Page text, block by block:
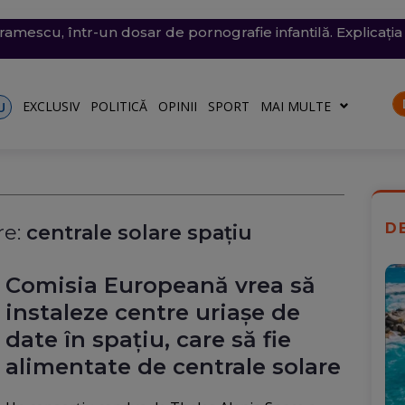
de energie, fără efect: Miercuri, la momentul
exploziv a perturbat traficul pe aeroportul Leipzig, un
către Ucraina. Rusia, principalul suspect
într-un dosar de pornografie infantilă.
în dreptul unei plaje din Mamaia (Video). Aparatul
lui Nicușor Dan, și-a publicat declarațiile de avere
EXCLUSIV POLITICĂ OPINII SPORT MAI MULTE
centrale solare spaţiu
Comisia Europeană vrea să
instaleze centre uriașe de
date în spațiu, care să fie
alimentate de centrale solare